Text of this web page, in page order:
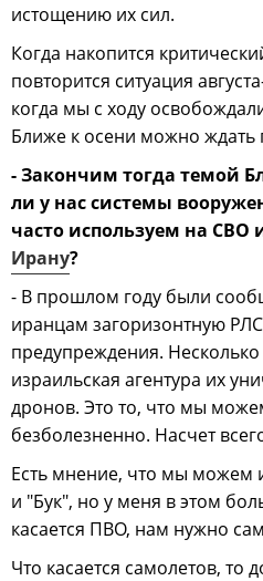
истощению их сил.
Когда накопится
повторится ситуация
когда мы с ходу
Ближе к осени можно ждать
- Закончим тогда темой
ли у нас системы
часто используем на СВО
Ирану?
- В прошлом году были
иранцам загоризонтную
предупреждения.
израильская агентура их
дронов. Это то, что мы
безболезненно. Насчет
Есть мнение, что мы можем
и "Бук", но у меня в этом
касается ПВО, нам нужно
Что касается самолетов, то